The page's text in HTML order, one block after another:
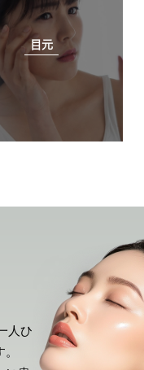
目元
人ひ